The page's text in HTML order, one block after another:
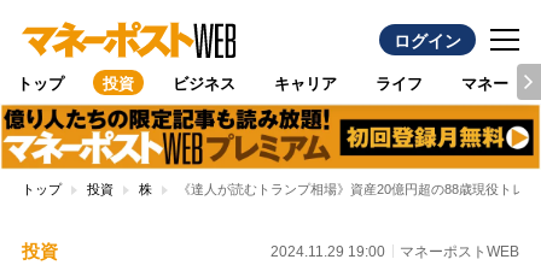
ログイン
トップ 投資 ビジネス キャリア ライフ マネー
トップ 投資 株 《達人が読むトランプ相場》資産20億円超の88歳現役トレ
投資 2024.11.29 19:00 マネーポストWEB